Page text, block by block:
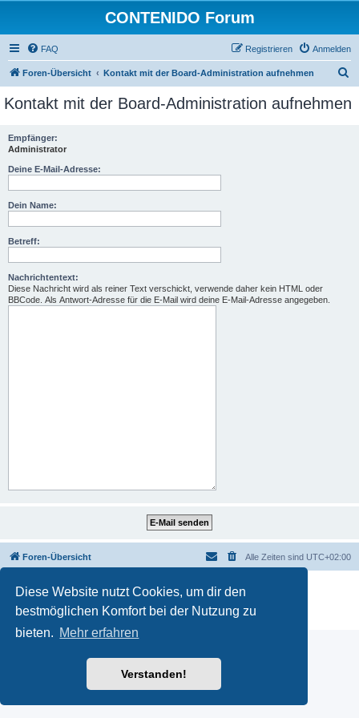
Diese Website nutzt Cookies, um dir den
bestmöglichen Komfort bei der Nutzung zu
bieten. Mehr erfahren
Verstanden!
CONTENIDO Forum
FAQ Anmelden
Registrieren
Foren-Übersicht Kontakt mit der Board-Administration aufnehmen
c
Kontakt mit der Board-Administration aufnehmen
Empfänger:
Administrator
Deine E-Mail-Adresse:
Dein Name:
Betreff:
Nachrichtentext:
Diese Nachricht wird als reiner Text verschickt, verwende daher kein HTML oder
BBCode. Als Antwort-Adresse für die E-Mail wird deine E-Mail-Adresse angegeben.
Foren-Übersicht Alle Zeiten sind UTC+02:00
Powered by phpBB
® Forum Software © phpBB Limited
Deutsche Übersetzung durch
Datenschutz|Nutzungsbedingungen